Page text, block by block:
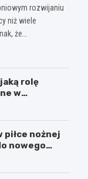
rozwijaniu
niż wiele
że…
rolę
w
piłce nożnej
nowego